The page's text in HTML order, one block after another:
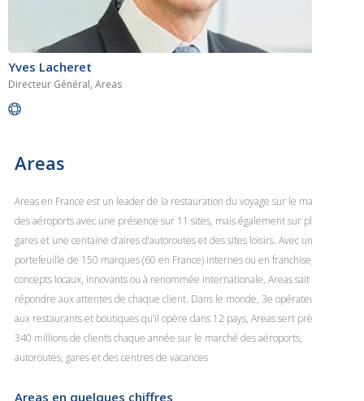
Yves Lacheret
Directeur Général, Areas
Areas
Areas en France est un leader de la restauration du voyage sur le marché
des aéroports avec une présence sur 11 sites, mais également sur plus de 40
gares et une centaine d’aires d’autoroutes et des sites loisirs. Avec un
portefeuille de 150 marques (60 en France) internes ou en franchise,
concepts locaux, innovants ou à renommée internationale, Areas sait
répondre aux attentes de chaque client. Dans le monde, 3e opérateur grâce
aux restaurants et boutiques qu’il opère dans 12 pays, Areas sert près de
340 millions de clients chaque année sur le marché des aéroports,
autoroutes, gares et des centres de vacances
Areas en quelques chiffres